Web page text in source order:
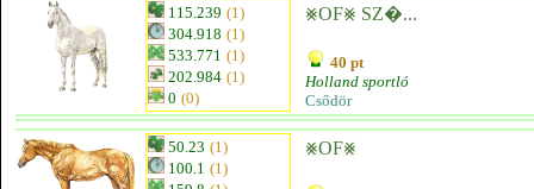
115.239 (1)
304.918 (1)
533.771 (1)
202.984 (1)
0 (0)
⨳OF⨳ SZ�...
40 pt
Holland sportló
Csődör
50.23 (1)
100.1 (1)
⨳OF⨳